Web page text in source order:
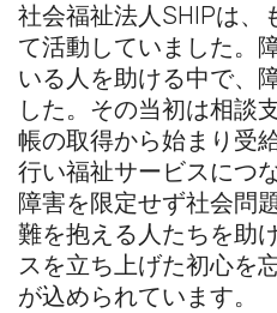
社会福祉法人SHIPは、
て活動していました。
いる人を助ける中で、
した。その当初は相談
帳の取得から始まり受
行い福祉サービスにつ
障害を限定せず社会問
難を抱える人たちを助
スを立ち上げた初心を
が込められています。